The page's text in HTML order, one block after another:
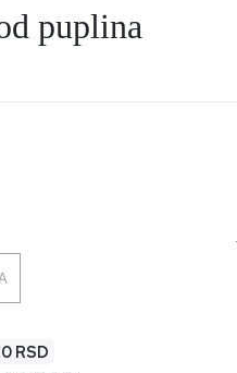
puplina
RSD